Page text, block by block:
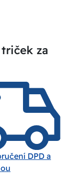
za
DPD a